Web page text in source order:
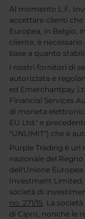
Al momento L.F.
accettare clienti
Europea, in Belgio,
cliente, è
base a quanto
I nostri fornitori di
autorizzata e
ed Emerchantpay
Financial Services
di moneta
EU Ltd." e
"UNLIMIT") che è
Purple Trading è un
nazionale del
dell'Unione Europea
Investment Limited,
società di
no. 271/15 . La
di Cipro, nonché le